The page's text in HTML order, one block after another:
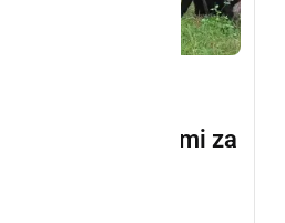
z novimi pobudami za